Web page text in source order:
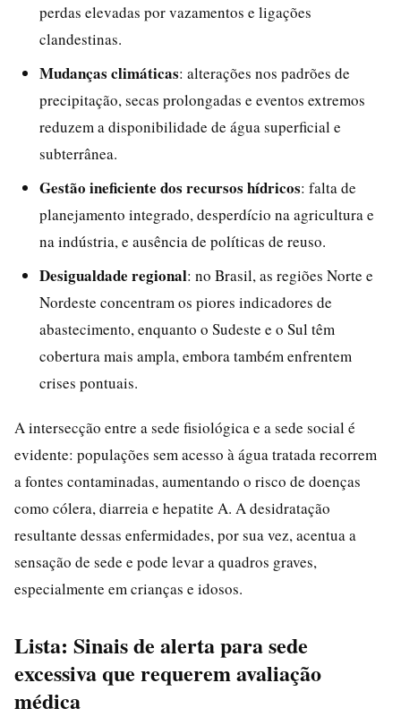
perdas elevadas por vazamentos e ligações
clandestinas.
Mudanças climáticas: alterações nos padrões de
precipitação, secas prolongadas e eventos extremos
reduzem a disponibilidade de água superficial e
subterrânea.
Gestão ineficiente dos recursos hídricos: falta de
planejamento integrado, desperdício na agricultura e
na indústria, e ausência de políticas de reuso.
Desigualdade regional: no Brasil, as regiões Norte e
Nordeste concentram os piores indicadores de
abastecimento, enquanto o Sudeste e o Sul têm
cobertura mais ampla, embora também enfrentem
crises pontuais.
A intersecção entre a sede fisiológica e a sede social é
evidente: populações sem acesso à água tratada recorrem
a fontes contaminadas, aumentando o risco de doenças
como cólera, diarreia e hepatite A. A desidratação
resultante dessas enfermidades, por sua vez, acentua a
sensação de sede e pode levar a quadros graves,
especialmente em crianças e idosos.
Lista: Sinais de alerta para sede
excessiva que requerem avaliação
médica